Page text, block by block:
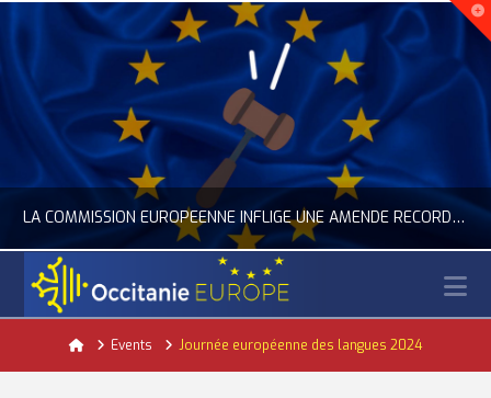
LA COMMISSION EUROPÉENNE INFLIGE UNE AMENDE RECORD À GOOGLE
ACTUALITÉ DE L'UNION EUROPÉENNE, ACTUALITÉ DE LA REPRÉSENTATION D’OCCITANIE EUROPE, NUMÉRIQUE- DIGITAL
HomeEvents Journée européenne des langues 2024